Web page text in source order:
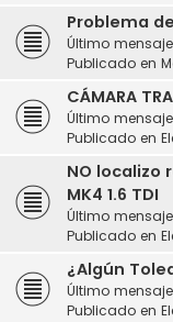
Problema
Último
Publicado en
CÁMARA
Último
Publicado en
NO localizo
MK4 1.6 TDI
Último
Publicado en
¿Algún
Último
Publicado en